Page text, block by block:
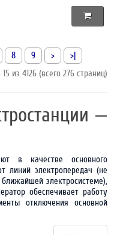
8 9 >
>|
из 4126 (всего 276 страниц)
—
в качестве основного
линий электропередач (не
электросистеме),
обеспечивает работу
отключения основной